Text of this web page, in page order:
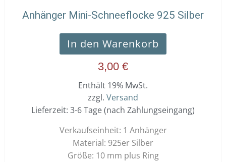
Anhänger Mini-Schneeflocke 925 Silber
In den Warenkorb
3,00 €
Enthält 19% MwSt.
zzgl. Versand
Lieferzeit: 3-6 Tage (nach Zahlungseingang)
Verkaufseinheit: 1 Anhänger
Material: 925er Silber
Größe: 10 mm plus Ring